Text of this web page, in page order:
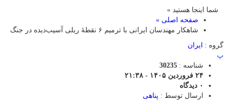
شما اینجا هستید »
صفحه اصلی »
شاهکار مهندسان ایرانی با ترمیم ۶ نقطهٔ ریلی آسیب‌دیده در جنگ
گروه :
ایران
پ
شناسه : 30235
۲۴ فروردین ۱۴۰۵ - ۲۱:۳۸
۰ دیدگاه
ارسال توسط : پناهی